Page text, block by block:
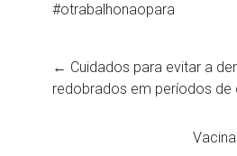
#otrabalhonaopara
← Cuidados para evitar a
redobrados em períodos de